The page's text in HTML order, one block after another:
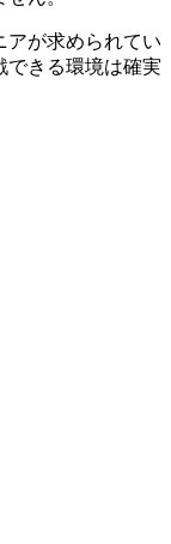
アが求められてい
できる環境は確実